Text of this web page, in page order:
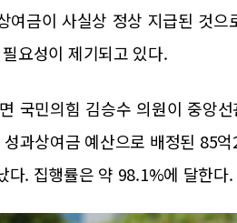
여금이 사실상 정상 지급된 것
요성이 제기되고 있다.
국민의힘 김승수 의원이 중앙
과상여금 예산으로 배정된 85
다. 집행률은 약 98.1%에 달한다.